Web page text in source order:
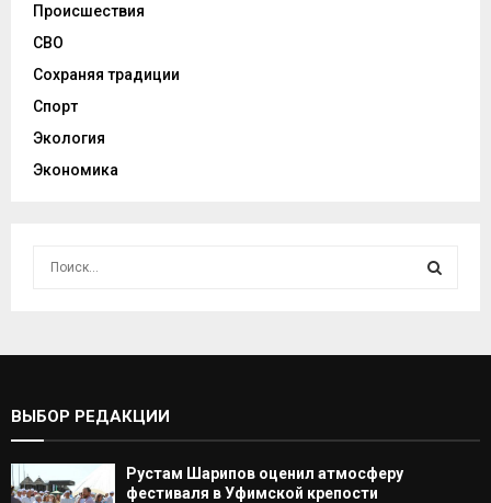
Происшествия
СВО
Сохраняя традиции
Спорт
Экология
Экономика
С
А
ВЫБОР РЕДАКЦИИ
Рустам Шарипов оценил атмосферу
фестиваля в Уфимской крепости